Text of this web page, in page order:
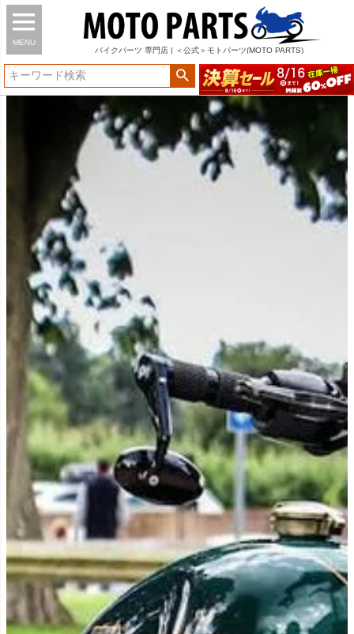
MENU
バイク パーツ 専門店 | ＜公式＞モトパーツ(MOTO PARTS)